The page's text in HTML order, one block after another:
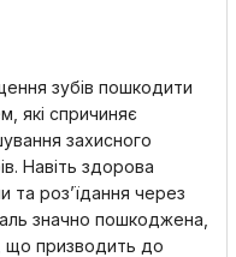
зубів пошкодити
які спричиняє
захисного
Навіть здорова
роз’їдання через
значно пошкоджена,
що призводить до